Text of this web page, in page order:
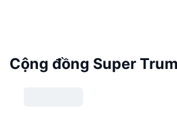
Cộng đồng Super